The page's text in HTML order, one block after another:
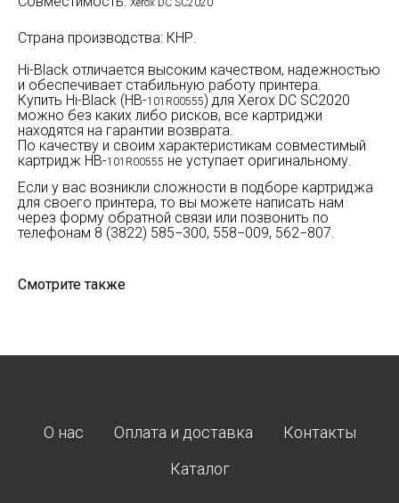
Xerox DC SC2020
Страна производства: КНР.
Hi-Black отличается высоким качеством, надежностью
и обеспечивает стабильную работу принтера.
Купить Hi-Black (HB-101R00555) для Xerox DC SC2020
можно без каких либо рисков, все картриджи
находятся на гарантии возврата.
По качеству и своим характеристикам совместимый
картридж HB-101R00555 не уступает оригинальному.
Если у вас возникли сложности в подборе картриджа
для своего принтера, то вы можете написать нам
через форму обратной связи или позвонить по
телефонам 8 (3822) 585−300, 558−009, 562−807.
Смотрите также
О нас Оплата и доставка
Контакты
Каталог